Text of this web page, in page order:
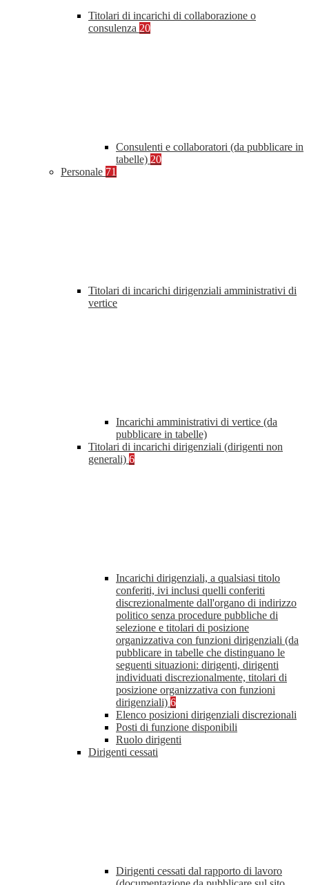
Titolari di incarichi di collaborazione o
consulenza 20
Consulenti e collaboratori (da pubblicare in
tabelle) 20
Personale 71
Titolari di incarichi dirigenziali amministrativi di
vertice
Incarichi amministrativi di vertice (da
pubblicare in tabelle)
Titolari di incarichi dirigenziali (dirigenti non
generali) 6
Incarichi dirigenziali, a qualsiasi titolo
conferiti, ivi inclusi quelli conferiti
discrezionalmente dall'organo di indirizzo
politico senza procedure pubbliche di
selezione e titolari di posizione
organizzativa con funzioni dirigenziali (da
pubblicare in tabelle che distinguano le
seguenti situazioni: dirigenti, dirigenti
individuati discrezionalmente, titolari di
posizione organizzativa con funzioni
dirigenziali) 6
Elenco posizioni dirigenziali discrezionali
Posti di funzione disponibili
Ruolo dirigenti
Dirigenti cessati
Dirigenti cessati dal rapporto di lavoro